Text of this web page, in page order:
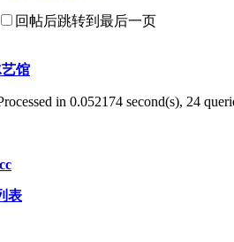
回帖后跳转到最后一页
馆
in 0.052174 second(s), 24
表